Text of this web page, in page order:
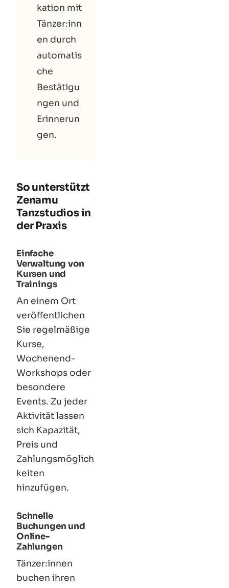
kation mit
Tänzer:inn
en durch
automatis
che
Bestätigu
ngen und
Erinnerun
gen.
So unterstützt
Zenamu
Tanzstudios in
der Praxis
Einfache
Verwaltung von
Kursen und
Trainings
An einem Ort
veröffentlichen
Sie regelmäßige
Kurse,
Wochenend-
Workshops oder
besondere
Events. Zu jeder
Aktivität lassen
sich Kapazität,
Preis und
Zahlungsmöglich
keiten
hinzufügen.
Schnelle
Buchungen und
Online-
Zahlungen
Tänzer:innen
buchen ihren